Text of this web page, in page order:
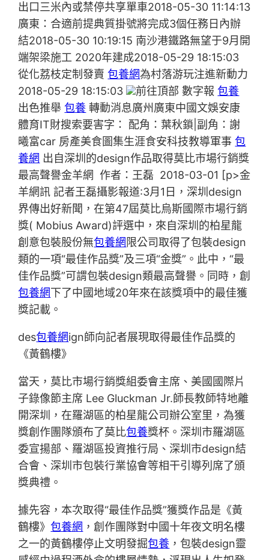
出口三米內或禁停共享單車2018-05-30 11:14:13
廣東：合適前提典質掛號將完成3個任務日內辦
結2018-05-30 10:19:15 南沙港鐵路無望于9月開
端架梁施工 2020年建成2018-05-29 18:15:03
從化荔枝定制發賣包養網為村落游玩注進新動力
2018-05-29 18:15:03
前往頂部 數字報包養
出色推舉包養 轉動消息廣州廣東中國文娛安康
體育IT財搜索要害字： 配角：葉秋鎖|副角：謝
曦富car 房產美食圖集生涯食安科技教導軍事包
養網 出自深圳的design作品取得莫比市場行銷獎
最高聲譽金羊網 作者：王磊 2018-03-01 [p>金
羊網訊 記者王磊攝影報道:3月1日，深圳design
界傳出好新聞，在第47屆莫比烏斯國際市場行銷
獎( Mobius Award)評選中，來自深圳的柏星龍
創意包裝股份無包養網 限公司取得了包裝design
類的一項“最佳作品獎”及三項“金獎”。此中，“最
佳作品獎”可謂包裝design類最高聲譽。同時，創
包養網下了中國地域20年來在該獎項中的最佳獲
獎記載。
des包養網ign師向記者展現取得最佳作品獎的
《黃鶴樓》
當天，莫比市場行銷獎組委會主席、美國國際片
子錄像節主席 Lee Gluckman Jr.師長教師特地離
開深圳，在羅湖區的柏星龍公司辦公室里，為獲
獎創作團隊頒布了莫比包養獎杯。深圳市羅湖區
委宣揚部、羅湖區投資推行局、深圳市design結
合會、深圳市包裝行業協會等相干引導列席了頒
獎典禮。
據先容，本次取得“最佳作品獎”獲獎作品是《黃
鶴樓》包養網 ，創作團隊對中國十年夜文明名樓
之一的黃鶴樓停止文明發掘包養 ，包裝design靈